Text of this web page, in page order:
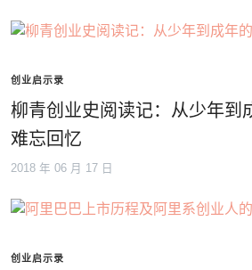
创业启示录
柳青创业史阅读记：从少年到
难忘回忆
2018 年 06 月 17 日
创业启示录